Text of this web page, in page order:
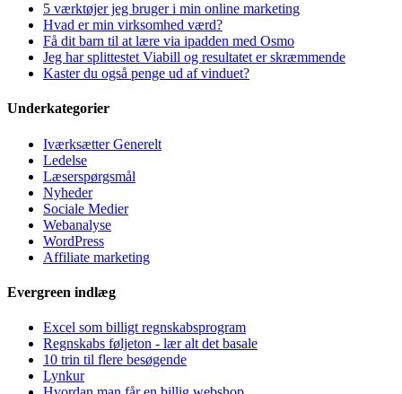
5 værktøjer jeg bruger i min online marketing
Hvad er min virksomhed værd?
Få dit barn til at lære via ipadden med Osmo
Jeg har splittestet Viabill og resultatet er skræmmende
Kaster du også penge ud af vinduet?
Underkategorier
Iværksætter Generelt
Ledelse
Læserspørgsmål
Nyheder
Sociale Medier
Webanalyse
WordPress
Affiliate marketing
Evergreen indlæg
Excel som billigt regnskabsprogram
Regnskabs føljeton - lær alt det basale
10 trin til flere besøgende
Lynkur